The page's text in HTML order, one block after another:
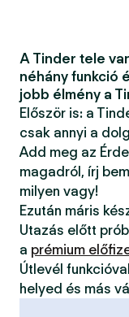
A Tinder tele
néhány funkció
jobb élmény a
Először is: a
csak annyi a
Add meg az
magadról, írj
milyen vagy!
Ezután máris
Utazás előtt
a prémium
Útlevél
helyed és más